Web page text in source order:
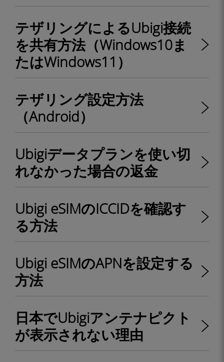
テザリングによるUbigi接続
を共有方法（Windows10ま
たはWindows11）
テザリング設定方法
（Android）
Ubigiデータプランを使い切
れなかった場合の返金
Ubigi eSIMのICCIDを確認す
る方法
Ubigi eSIMのAPNを設定する
方法
日本でUbigiアンテナピクト
が表示されない理由